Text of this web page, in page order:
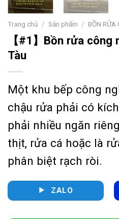
Trang chủ / Sản phẩm / BỒN RỬA
【#1】Bồn rửa
Tàu
Một khu bếp công
chậu rửa phải có
phải nhiều ngăn
thịt, rửa cá hoặc là
phân biệt rạch ròi.
ZALO